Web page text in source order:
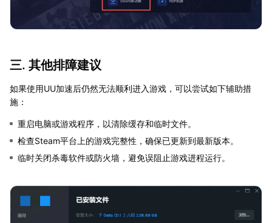
三. 其他排障建议
如果使用UU加速后仍然无法顺利进入游戏，可以尝试如下辅助措
施：
重启电脑或游戏程序，以清除缓存和临时文件。
检查Steam平台上的游戏完整性，确保已更新到最新版本。
临时关闭杀毒软件或防火墙，避免误阻止游戏进程运行。